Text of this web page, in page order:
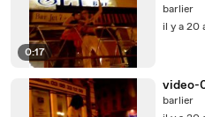
0:17
barlier
il y a 20
video-
barlier